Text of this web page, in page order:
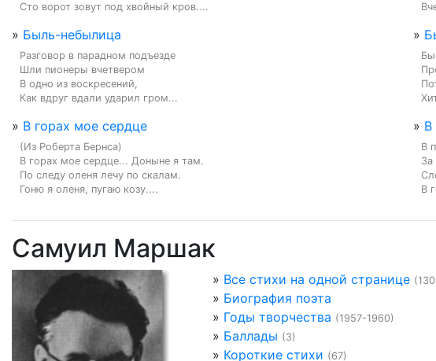
Сто ворот зовут под хвойный кров....
» Быль-небылица
Разговор в парадном подъезде
Шли пионеры вчетвером
В одно из воскресений,
Как вдруг вдали ударил гром...
»
» В горах мое сердце
(Из Роберта Бернса)
В горах мое сердце... Доныне я там.
По следу оленя лечу по скалам.
Гоню я оленя, пугаю козу....
» В
В
За
В
Самуил Маршак
» Все стихи на одной странице
» Биография поэта
» Годы творчества (1957-1960)
» Баллады (3)
» Короткие стихи (67)